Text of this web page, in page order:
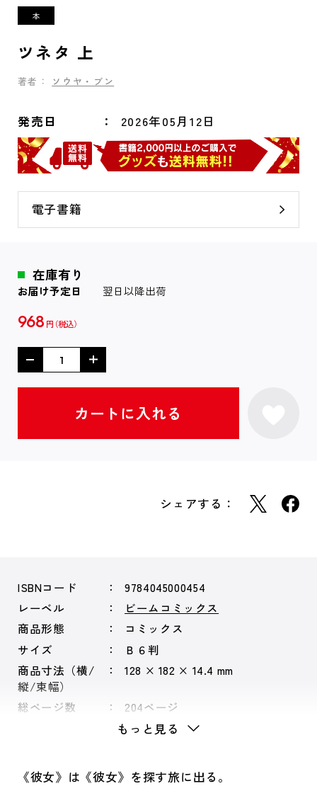
ツネタ 上
著者： ソウヤ・ブン
発売日 2026年05月12日
電子書籍
在庫有り
お届け予定日 翌日以降出荷
968 円
シェアする：
ISBNコード
9784045000454
レーベル
ビームコミックス
商品形態
コミックス
サイズ
Ｂ６判
商品寸法（横/
縦/束幅）
128 × 182 × 14.4 mm
総ページ数 204ページ
もっと見る
《彼女》は《彼女》を探す旅に出る。